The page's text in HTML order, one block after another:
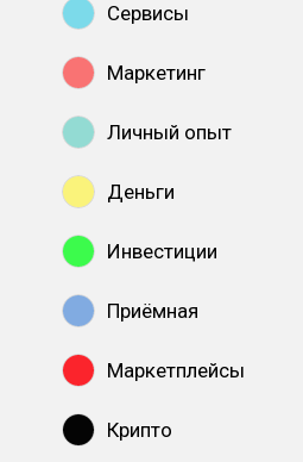
Сервисы
Маркетинг
Личный опыт
Деньги
Инвестиции
Приёмная
Маркетплейсы
Крипто